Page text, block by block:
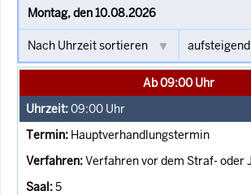
Ab 09:00 Uhr
09:00 Uhr
Hauptverhandlungstermin
Verfahren vor dem Straf- oder
5